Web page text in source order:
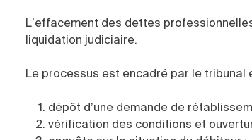
L’effacement des dettes
liquidation judiciaire.
Le processus est encadré par le tribunal
dépôt d’une demande de
vérification des conditions et